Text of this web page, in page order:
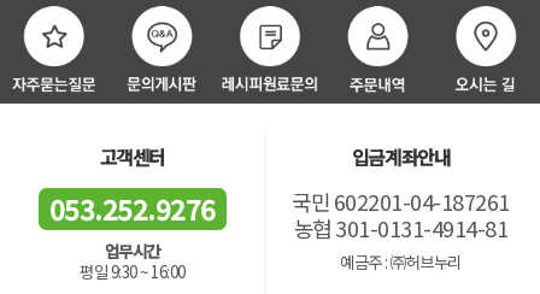
고객센터
053.252.9276
업무시간
평일 9:30 ~ 16:00
입금계좌안내
국민 602201-04-187261
농협 301-0131-4914-81
예금주 : ㈜허브누리